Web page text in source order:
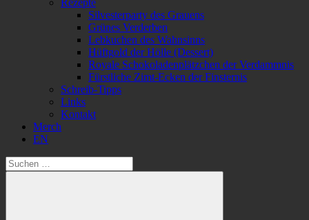
Rezepte
Silvesterparty des Grauens
Grünes Verderben
Lebkuchen des Wahnsinns
Hüftgold der Hölle (Dessert)
Royale Schokoladenplätzchen der Verdammnis
Fürstliche Zimt-Ecken der Finsternis
Schreib-Tipps
Links
Kontakt
Merch
EN
Suchen
nach: